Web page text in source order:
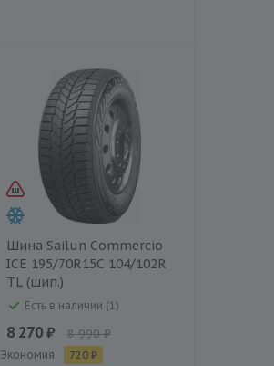
Шина Sailun Commercio
ICE 195/70R15C 104/102R
TL (шип.)
Есть в наличии (1)
8 270 ₽ 8 990 ₽
Экономия 720 ₽